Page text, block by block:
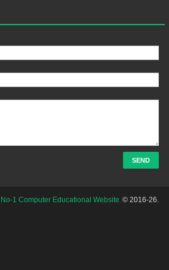
1 Computer Educational Website © 2016-26.